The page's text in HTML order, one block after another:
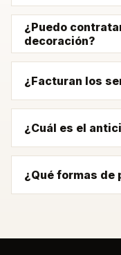
¿Puedo
decoración?
¿Facturan los
¿Cuál es el
¿Qué formas de